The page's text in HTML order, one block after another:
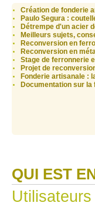
Création de fonderie
Paulo Segura :
Détrempe d'un acier
Meilleurs sujets,
Reconversion en
Reconversion en
Stage de ferronnerie
Projet de
Fonderie artisanale :
Documentation sur la
QUI EST